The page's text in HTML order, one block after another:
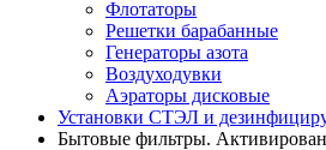
Флотаторы
Решетки барабанные
Генераторы азота
Воздуходувки
Аэраторы дисковые
Установки СТЭЛ и
Бытовые фильтры.